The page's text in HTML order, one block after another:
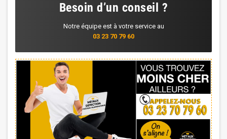
Besoin d’un conseil ?
Notre équipe est à votre service au
03 23 70 79 60